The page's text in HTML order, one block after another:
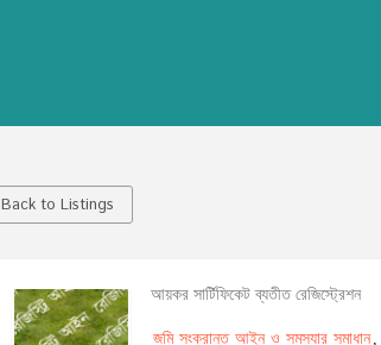
Back to Listings
আয়কর সার্টিফিকেট ব্যতীত রেজিস্ট্রেশন
জমি সংক্রান্ত আইন ও সমস্যার সমাধান,